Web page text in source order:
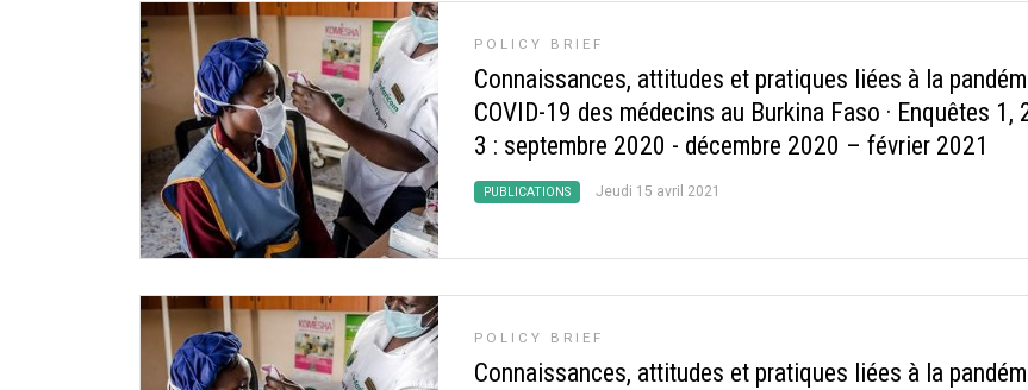
POLICY BRIEF
Connaissances, attitudes et pratiques liées à la
COVID-19 des médecins au Burkina Faso · Enquêtes 1,
3 : septembre 2020 - décembre 2020 – février 2021
PUBLICATIONS Jeudi 15 avril 2021
POLICY BRIEF
Connaissances, attitudes et pratiques liées à la